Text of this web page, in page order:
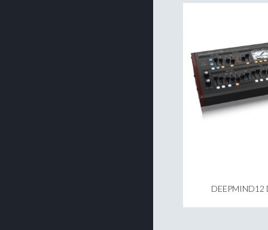
DEEPMIND12